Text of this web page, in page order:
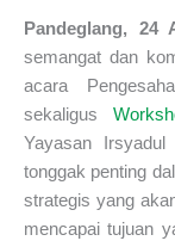
Pandeglang, 24
semangat dan
acara
sekaligus
Yayasan Irsyadul
tonggak penting
strategis yang
mencapai tujuan